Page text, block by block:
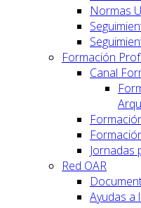
Normas
Formación
Canal
Jornadas
Red OAR
Ayudas a